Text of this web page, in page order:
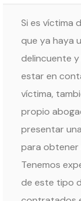
Si es víctima
que ya haya
delincuente
estar en
víctima,
propio
presentar
para obtener
Tenemos
de este tipo